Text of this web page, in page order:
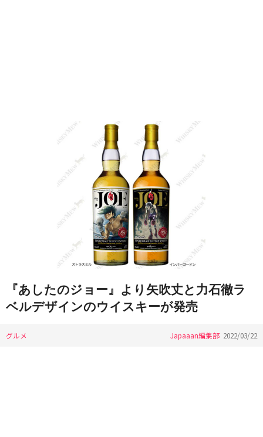
『あしたのジョー』より矢吹丈と力石徹ラ
ベルデザインのウイスキーが発売
グルメ Japaaan編集部 2022/03/22